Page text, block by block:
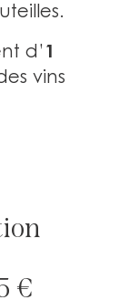
.
d’ 1
vins
€